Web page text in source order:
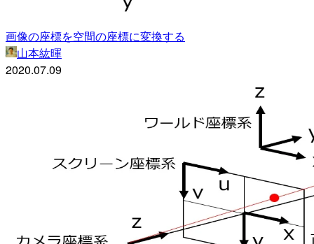
画像の座標を空間の座標に変換する
山本紘暉
2020.07.09